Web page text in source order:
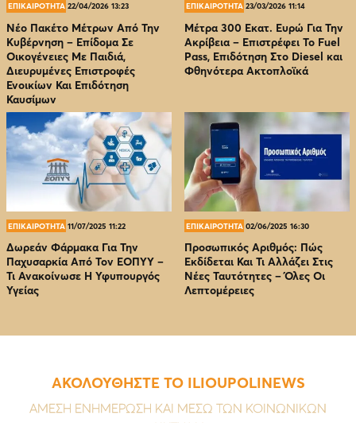
ΕΠΙΚΑΙΡΟΤΗΤΑ 22/04/2026 13:23
Νέο Πακέτο Μέτρων Από Την
Κυβέρνηση – Επίδομα Σε
Οικογένειες Με Παιδιά,
Διευρυμένες Επιστροφές
Ενοικίων Και Επιδότηση
Καυσίμων
ΕΠΙΚΑΙΡΟΤΗΤΑ 23/03/2026 11:14
Μέτρα 300 Εκατ. Ευρώ Για Την
Ακρίβεια – Επιστρέφει Το Fuel
Pass, Επιδότηση Στο Diesel και
Φθηνότερα Ακτοπλοϊκά
ΕΠΙΚΑΙΡΟΤΗΤΑ 11/07/2025 11:22
Δωρεάν Φάρμακα Για Την
Παχυσαρκία Από Τον EOΠΥΥ –
Τι Ανακοίνωσε Η Υφυπουργός
Υγείας
ΕΠΙΚΑΙΡΟΤΗΤΑ 02/06/2025 16:30
Προσωπικός Αριθμός: Πώς
Εκδίδεται Και Τι Αλλάζει Στις
Νέες Ταυτότητες – Όλες Οι
Λεπτομέρειες
ΑΚΟΛΟΥΘΗΣΤΕ ΤΟ ILIOUPOLINEWS
ΑΜΕΣΗ ΕΝΗΜΕΡΩΣΗ ΚΑΙ ΜΕΣΩ ΤΩΝ ΚΟΙΝΩΝΙΚΩΝ